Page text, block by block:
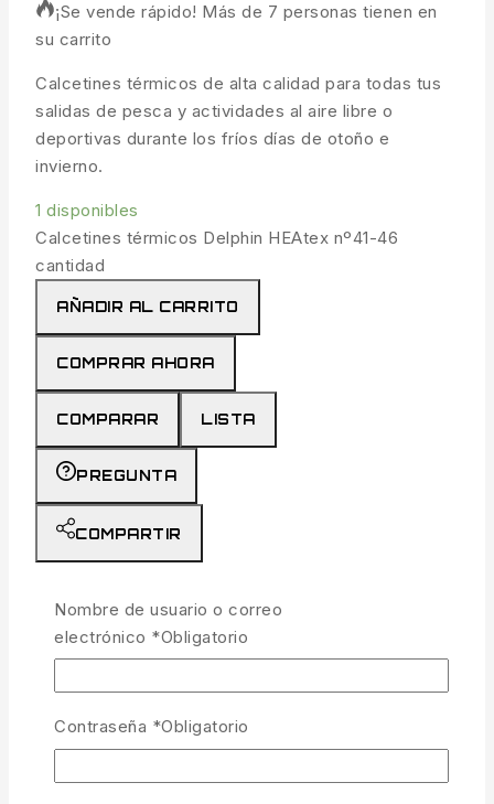
¡Se vende rápido! Más de 7 personas tienen en
su carrito
Calcetines térmicos de alta calidad para todas tus
salidas de pesca y actividades al aire libre o
deportivas durante los fríos días de otoño e
invierno.
1 disponibles
Calcetines térmicos Delphin HEAtex nº41-46
cantidad
AÑADIR AL CARRITO
COMPRAR AHORA
COMPARAR LISTA
PREGUNTA
COMPARTIR
Entrega estimada:Hasta 4 días hábiles
Envío y devoluciones gratis:
Nombre de usuario o correo
electrónico *Obligatorio
Contraseña *Obligatorio